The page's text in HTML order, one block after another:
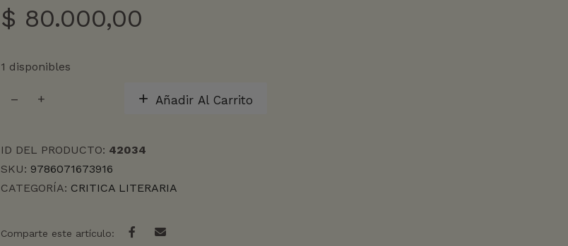
$ 80.000,00
1 disponibles
LABOR
cantidad
Añadir Al Carrito
ID DEL PRODUCTO: 42034
SKU: 9786071673916
CATEGORÍA: CRITICA LITERARIA
Comparte este artículo: